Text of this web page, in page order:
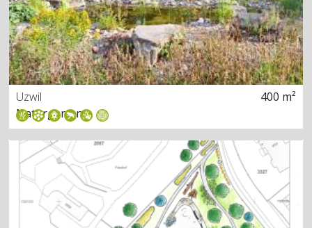
Uzwil
400 m²
Naturgarten